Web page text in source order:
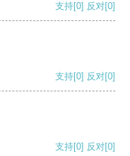
支持[0] 反对[0]
支持[0] 反对[0]
支持[0] 反对[0]